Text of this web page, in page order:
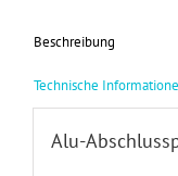
Beschreibung
Technische
Alu-